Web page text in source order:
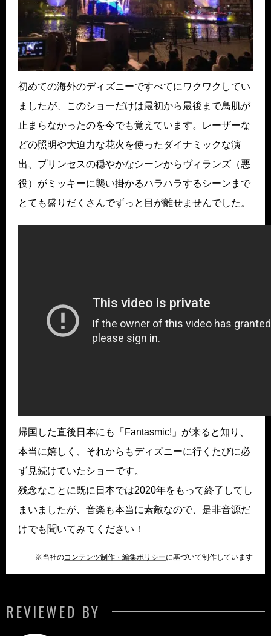
初めての海外のディズニーですべてにワクワクしてい
ましたが、このショーだけは最初から最後まで鳥肌が
止まらなかったのを今でも覚えています。レーザーな
どの照明や大迫力な花火を使ったダイナミックな演
出、プリンセスの穏やかなシーンからヴィランズ（悪
役）がミッキーに襲い掛かるハラハラするシーンまで
とても盛りだくさんでずっと目が離せませんでした。
帰国した直後日本にも「Fantasmic!」が来ると知り、
本当に嬉しく、それからもディズニーに行くたびに必
ず見続けていたショーです。
残念なことに既に日本では2020年をもって終了してし
まいましたが、音楽も本当に素敵なので、是非音源だ
けでも聞いてみてください！
※当社のコンテンツ制作・編集ポリシーに基づいて制作しています
REVIEWED BY